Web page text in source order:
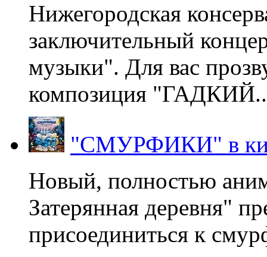
Нижегородская
заключительный
музыки". Для вас
композиция
"СМУРФИКИ" в
Новый, полностью
Затерянная деревня"
присоединиться к